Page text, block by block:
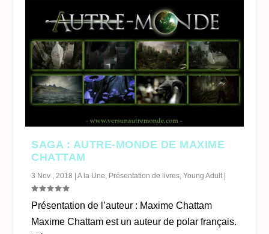
SAGA : AUTRE-MONDE DE MAXIME
CHATTAM
3 Nov , 2018 |A la Une, Présentation de livres,Young Adult|
Présentation de l’auteur : Maxime Chattam
Maxime Chattam est un auteur de polar français.